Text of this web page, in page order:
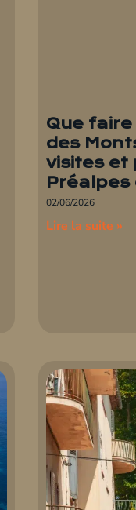
Que
des
visites et
Préalpes
02/06/2026
Lire la suite »